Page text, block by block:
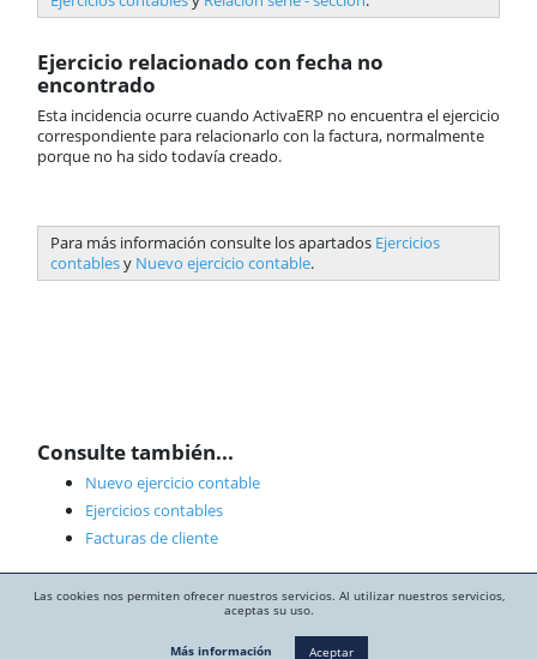
Ejercicio relacionado con fecha no
encontrado
Esta incidencia ocurre cuando ActivaERP no encuentra el ejercicio
correspondiente para relacionarlo con la factura, normalmente
porque no ha sido todavía creado.
Para más información consulte los apartados Ejercicios
contablesy Nuevo ejercicio contable.
Consulte también...
Nuevo ejercicio contable
Ejercicios contables
Facturas de cliente
Las cookies nos permiten ofrecer nuestros servicios. Al utilizar nuestros servicios,
aceptas su uso.
Más información Aceptar